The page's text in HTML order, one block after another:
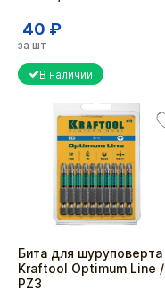
40 ₽
за шт
В наличии
Бита для шуруповерта
Kraftool Optimum Line /
PZ3